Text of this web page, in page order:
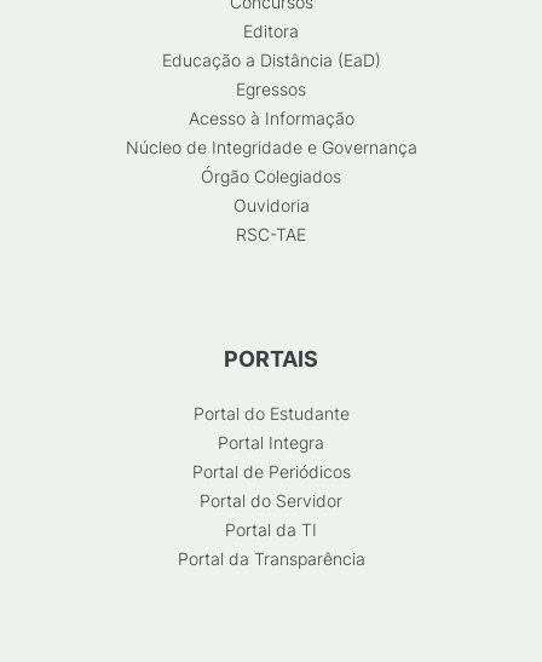
Editora
Educação a Distância (EaD)
Egressos
Acesso à Informação
Núcleo de Integridade e Governança
Órgão Colegiados
Ouvidoria
RSC-TAE
PORTAIS
Portal do Estudante
Portal Integra
Portal de Periódicos
Portal do Servidor
Portal da TI
Portal da Transparência